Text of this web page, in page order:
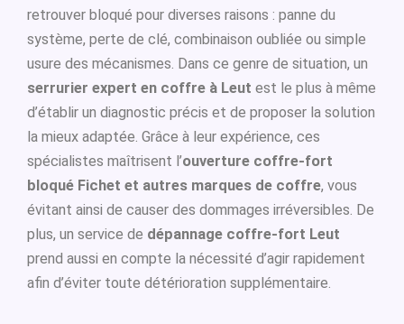
retrouver bloqué pour diverses raisons : panne du
système, perte de clé, combinaison oubliée ou simple
usure des mécanismes. Dans ce genre de situation, un
serrurier expert en coffre à Leut est le plus à même
d’établir un diagnostic précis et de proposer la solution
la mieux adaptée. Grâce à leur expérience, ces
spécialistes maîtrisent l’ouverture coffre-fort
bloqué Fichet et autres marques de coffre, vous
évitant ainsi de causer des dommages irréversibles. De
plus, un service de dépannage coffre-fort Leut
prend aussi en compte la nécessité d’agir rapidement
afin d’éviter toute détérioration supplémentaire.